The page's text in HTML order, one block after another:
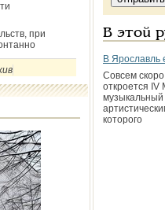
при
В этой
В Ярославль
Совсем
откроется
музыкальный
которого